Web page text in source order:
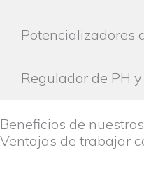
Potencializadores
Regulador de PH
Beneficios de
Ventajas de trabajar